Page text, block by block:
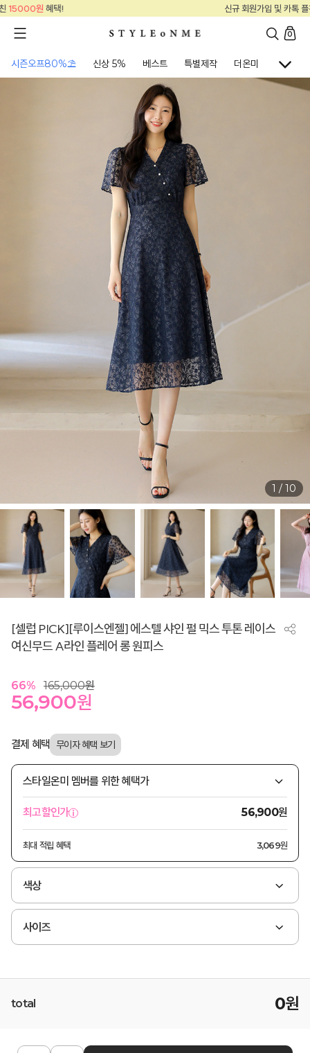
0
시즌오프80%⛱ 신상 5% 베스트 특별제작 더온미 골프웨어
1 / 10
[셀럽 PICK][루이스엔젤] 에스텔 샤인 펄 믹스 투톤 레이스
여신무드 A라인 플레어 롱 원피스
66% 165,000원
56,900원
결제 혜택
스타일온미 멤버를 위한 혜택가
최고할인가 56,900원
최대 적립 혜택 3,069원
색상
사이즈
total 0원